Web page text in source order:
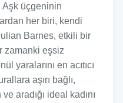
Aşk üçgeninin
her biri, kendi
Barnes, etkili bir
zamanki eşsiz
yaralarını en acıtıcı
aşırı bağlı,
aradığı ideal kadını